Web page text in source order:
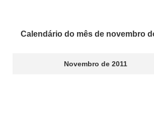
Calendário do mês de novembro
Novembro de 2011